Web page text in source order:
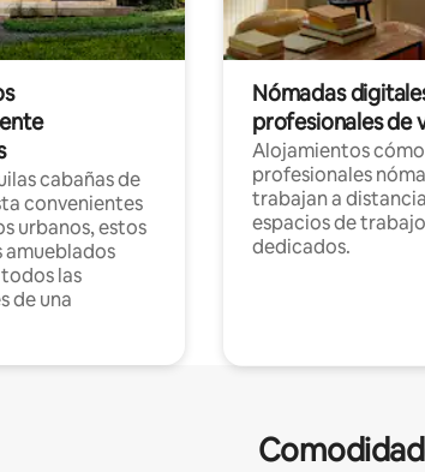
cabañas de
convenientes
urbanos, estos
las
de una
Nómadas
profesionales de
Alojamientos
profesionales
trabajan a
espacios de trabajo
dedicados.